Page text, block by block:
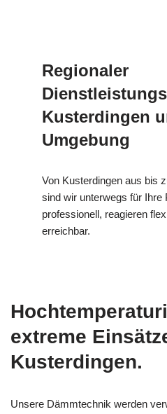
Regionaler
Kusterdingen
Umgebung
Von Kusterdingen aus bis
sind wir unterwegs für Ihre
professionell, reagieren
erreichbar.
extreme
Kusterdingen.
Unsere Dämmtechnik werden